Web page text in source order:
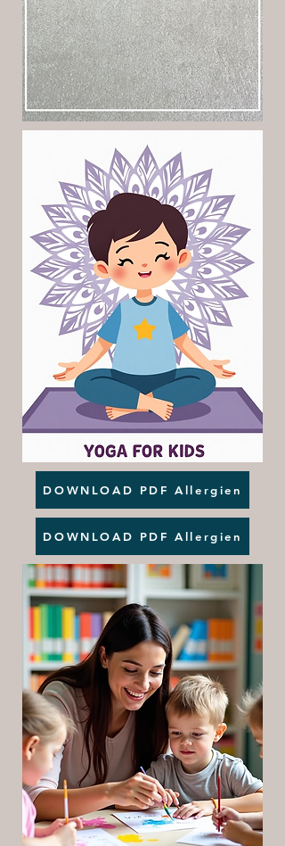
DOWNLOAD PDF Allergien
DOWNLOAD PDF Allergien